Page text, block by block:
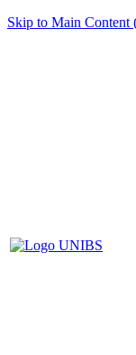
Skip to Main Content